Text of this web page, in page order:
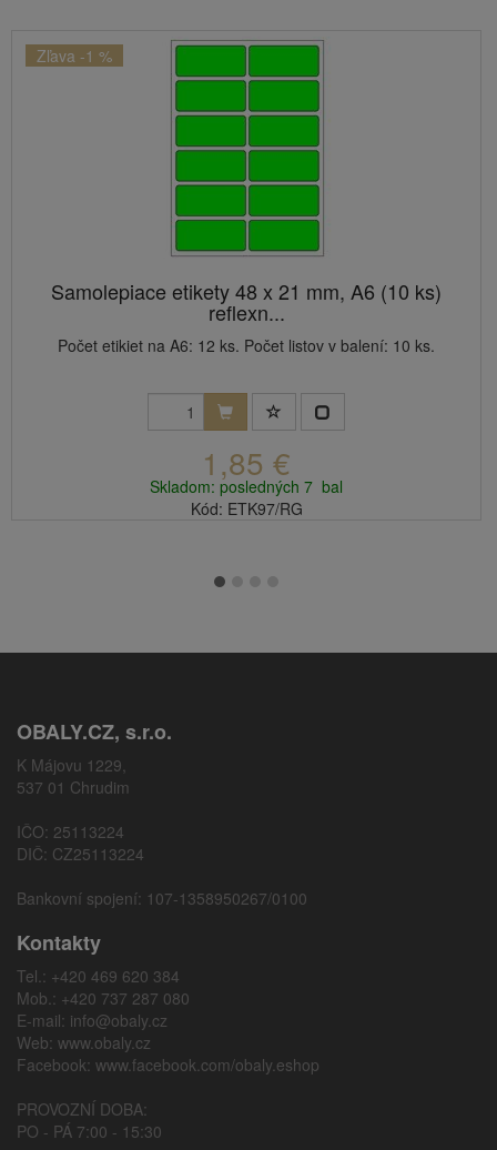
Zľava -1 %
Samolepiace etikety 48 x 21 mm, A6 (10 ks)
reflexn...
Počet etikiet na A6: 12 ks. Počet listov v balení: 10 ks.
1,85 €
Skladom: posledných 7 bal
Kód: ETK97/RG
OBALY.CZ, s.r.o.
K Májovu 1229,
537 01 Chrudim
IČO: 25113224
DIČ: CZ25113224
Bankovní spojení: 107-1358950267/0100
Kontakty
Tel.: +420 469 620 384
Mob.: +420 737 287 080
E-mail: info@obaly.cz
Web: www.obaly.cz
Facebook: www.facebook.com/obaly.eshop
PROVOZNÍ DOBA:
PO - PÁ 7:00 - 15:30